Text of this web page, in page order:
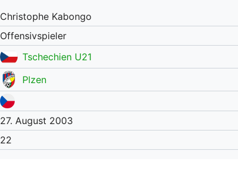
downloaden & automatisch
Christophe Kabongo
Offensivspieler
Tschechien U21
Plzen
27. August 2003
22